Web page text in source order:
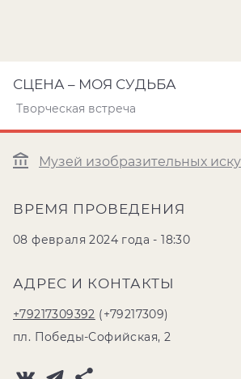
СЦЕНА – МОЯ СУДЬБА
Творческая встреча
Музей изобразительных
ВРЕМЯ ПРОВЕДЕНИЯ
08 февраля 2024 года - 18:30
АДРЕС И КОНТАКТЫ
+79217309392 (+79217309)
пл. Победы-Софийская, 2